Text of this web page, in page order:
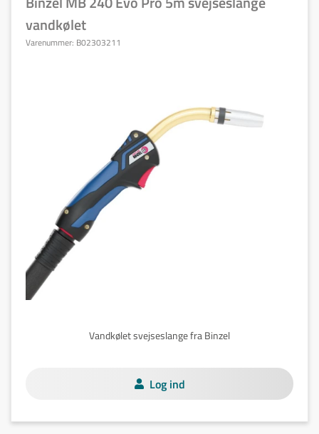
vandkølet
Varenummer: B02303211
Vandkølet svejseslange fra Binzel
Log ind